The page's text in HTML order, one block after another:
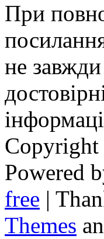
При
не завжди
Powered
free |
Themes